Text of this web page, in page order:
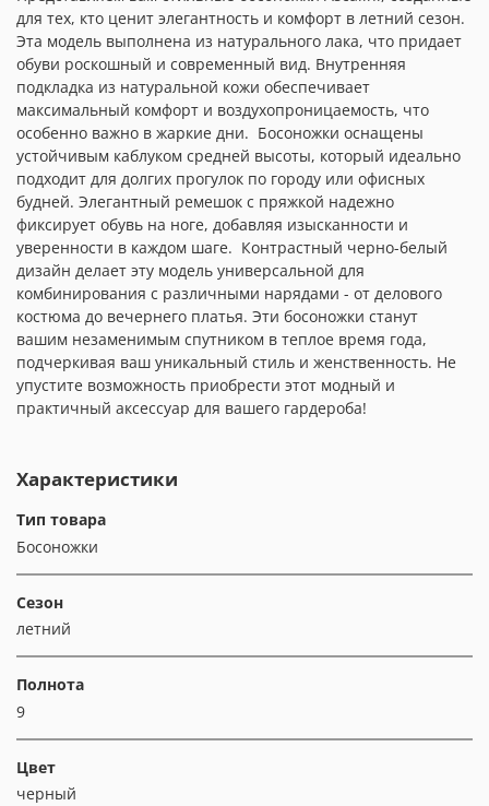
для тех, кто ценит элегантность и комфорт в летний сезон.
Эта модель выполнена из натурального лака, что придает
обуви роскошный и современный вид. Внутренняя
подкладка из натуральной кожи обеспечивает
максимальный комфорт и воздухопроницаемость, что
особенно важно в жаркие дни. Босоножки оснащены
устойчивым каблуком средней высоты, который идеально
подходит для долгих прогулок по городу или офисных
будней. Элегантный ремешок с пряжкой надежно
фиксирует обувь на ноге, добавляя изысканности и
уверенности в каждом шаге. Контрастный черно-белый
дизайн делает эту модель универсальной для
комбинирования с различными нарядами - от делового
костюма до вечернего платья. Эти босоножки станут
вашим незаменимым спутником в теплое время года,
подчеркивая ваш уникальный стиль и женственность. Не
упустите возможность приобрести этот модный и
практичный аксессуар для вашего гардероба!
Характеристики
Тип товара
Босоножки
Сезон
летний
Полнота
9
Цвет
черный